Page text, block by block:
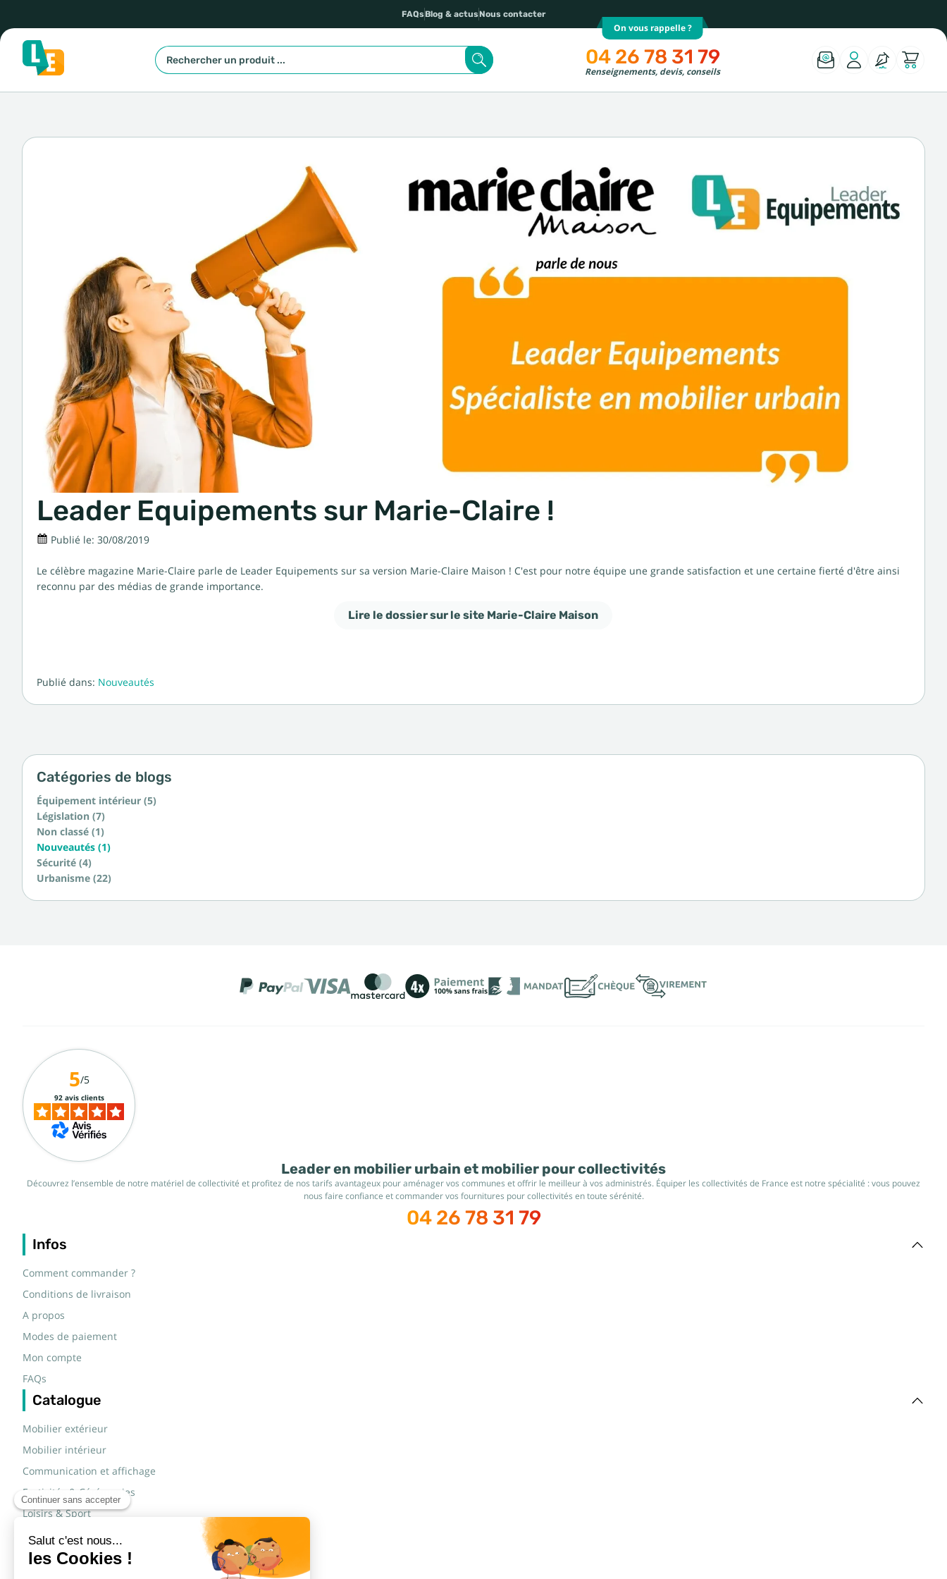
FAQsBlog & actusNous contacter
On vous rappelle ?
04 26 78 31 79
Renseignements, devis, conseils
Leader Equipements sur Marie-Claire !
Publié le: 30/08/2019
Le célèbre magazine Marie-Claire parle de Leader Equipements sur sa version Marie-Claire Maison ! C'est pour notre équipe une grande satisfaction et une certaine fierté d'être ainsi
reconnu par des médias de grande importance.
Lire le dossier sur le site Marie-Claire Maison
Publié dans: Nouveautés
Catégories de blogs
Équipement intérieur (5)
Législation (7)
Non classé (1)
Nouveautés (1)
Sécurité (4)
Urbanisme (22)
Leader en mobilier urbain et mobilier pour collectivités
Découvrez l’ensemble de notre matériel de collectivité et profitez de nos tarifs avantageux pour aménager vos communes et offrir le meilleur à vos administrés. Équiper les collectivités de France est notre spécialité : vous pouvez
nous faire confiance et commander vos fournitures pour collectivités en toute sérénité.
04 26 78 31 79
Infos
Comment commander ?
Conditions de livraison
A propos
Modes de paiement
Mon compte
FAQs
Catalogue
Mobilier extérieur
Mobilier intérieur
Communication et affichage
Festivités & Cérémonies
Loisirs & Sport
Mobilier scolaire
Mobilier urbain
5/5
92 avis clients